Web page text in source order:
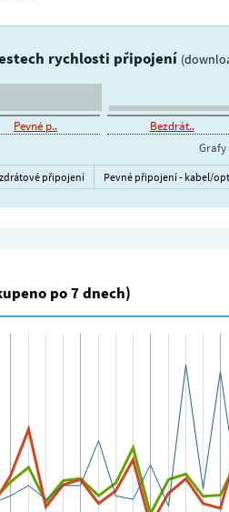
rychlosti připojení
Pevné p.. Bezdrát..
připojení Pevné připojení - kabel/
po 7 dnech)